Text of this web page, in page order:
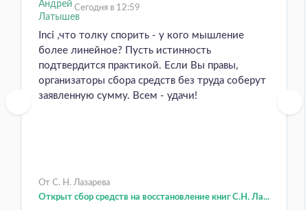
Сегодня в 12:59
Inci ,что толку спорить - у кого мышление
более линейное? Пусть истинность
подтвердится практикой. Если Вы правы,
организаторы сбора средств без труда соберут
заявленную сумму. Всем - удачи!
От С. Н. Лазарева
Открыт сбор средств на восстановление книг С.Н. Ла...